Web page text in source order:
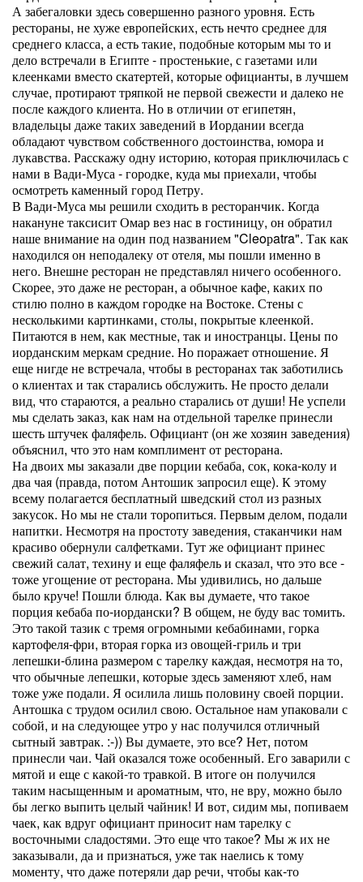
А забегаловки здесь совершенно разного уровня. Есть
рестораны, не хуже европейских, есть нечто среднее для
среднего класса, а есть такие, подобные которым мы то и
дело встречали в Египте - простенькие, с газетами или
клеенками вместо скатертей, которые официанты, в лучшем
случае, протирают тряпкой не первой свежести и далеко не
после каждого клиента. Но в отличии от египетян,
владельцы даже таких заведений в Иордании всегда
обладают чувством собственного достоинства, юмора и
лукавства. Расскажу одну историю, которая приключилась с
нами в Вади-Муса - городке, куда мы приехали, чтобы
осмотреть каменный город Петру.
В Вади-Муса мы решили сходить в ресторанчик. Когда
накануне таксисит Омар вез нас в гостиницу, он обратил
наше внимание на один под названием "Cleoрatra". Так как
находился он неподалеку от отеля, мы пошли именно в
него. Внешне ресторан не представлял ничего особенного.
Скорее, это даже не ресторан, а обычное кафе, каких по
стилю полно в каждом городке на Востоке. Стены с
несколькими картинками, столы, покрытые клеенкой.
Питаются в нем, как местные, так и иностранцы. Цены по
иорданским меркам средние. Но поражает отношение. Я
еще нигде не встречала, чтобы в ресторанах так заботились
о клиентах и так старались обслужить. Не просто делали
вид, что стараются, а реально старались от души! Не успели
мы сделать заказ, как нам на отдельной тарелке принесли
шесть штучек фаляфель. Официант (он же хозяин заведения)
объяснил, что это нам комплимент от ресторана.
На двоих мы заказали две порции кебаба, сок, кока-колу и
два чая (правда, потом Антошик запросил еще). К этому
всему полагается бесплатный шведский стол из разных
закусок. Но мы не стали торопиться. Первым делом, подали
напитки. Несмотря на простоту заведения, стаканчики нам
красиво обернули салфетками. Тут же официант принес
свежий салат, техину и еще фаляфель и сказал, что это все -
тоже угощение от ресторана. Мы удивились, но дальше
было круче! Пошли блюда. Как вы думаете, что такое
порция кебаба по-иордански? В общем, не буду вас томить.
Это такой тазик с тремя огромными кебабинами, горка
картофеля-фри, вторая горка из овощей-гриль и три
лепешки-блина размером с тарелку каждая, несмотря на то,
что обычные лепешки, которые здесь заменяют хлеб, нам
тоже уже подали. Я осилила лишь половину своей порции.
Антошка с трудом осилил свою. Остальное нам упаковали с
собой, и на следующее утро у нас получился отличный
сытный завтрак. :-)) Вы думаете, это все? Нет, потом
принесли чаи. Чай оказался тоже особенный. Его заварили с
мятой и еще с какой-то травкой. В итоге он получился
таким насыщенным и ароматным, что, не вру, можно было
бы легко выпить целый чайник! И вот, сидим мы, попиваем
чаек, как вдруг официант приносит нам тарелку с
восточными сладостями. Это еще что такое? Мы ж их не
заказывали, да и признаться, уже так наелись к тому
моменту, что даже потеряли дар речи, чтобы как-то